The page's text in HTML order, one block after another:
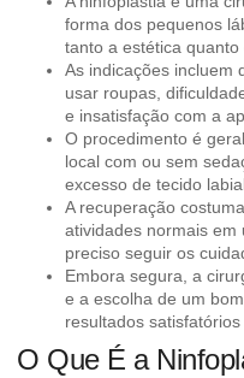
forma dos pequenos
tanto a estética quanto
As indicações incluem
usar roupas,
e insatisfação com a
O procedimento é
local com ou sem
excesso de tecido
A recuperação
atividades normais em
preciso seguir os
Embora segura, a
e a escolha de um
resultados
O Que É a